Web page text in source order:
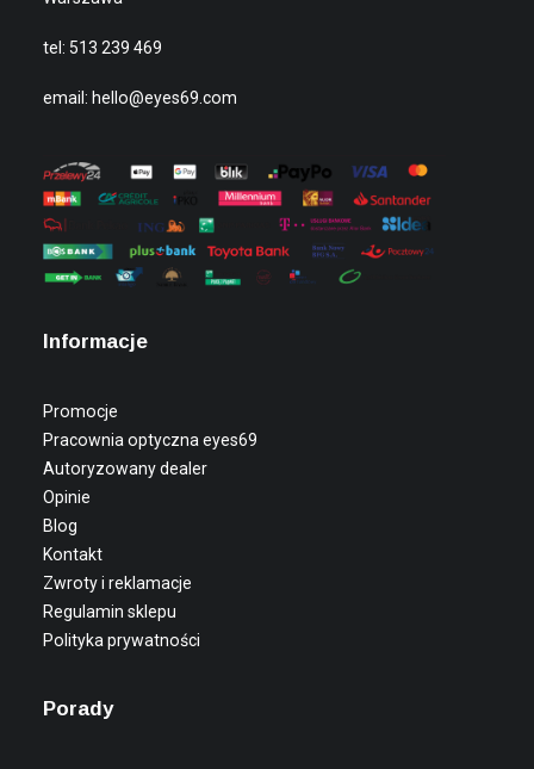
tel: 513 239 469
email: hello@eyes69.com
Informacje
Promocje
Pracownia optyczna eyes69
Autoryzowany dealer
Opinie
Blog
Kontakt
Zwroty i reklamacje
Regulamin sklepu
Polityka prywatności
Porady